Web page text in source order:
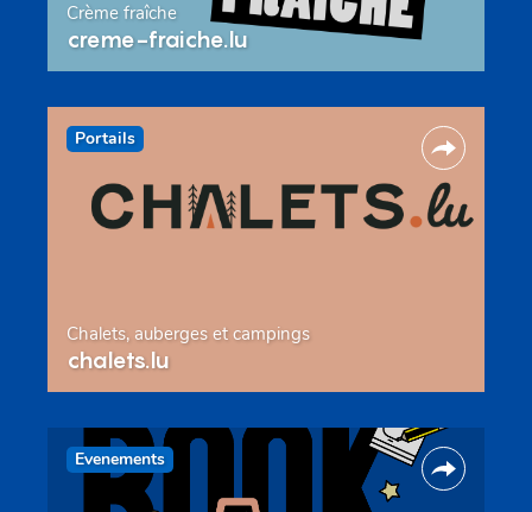
Crème fraîche
creme-fraiche.lu
Portails
Chalets, auberges et campings
chalets.lu
Evenements